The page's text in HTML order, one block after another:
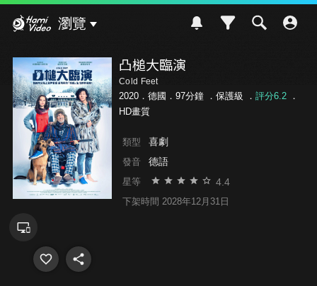
瀏覽
凸槌大臨演
Cold Feet
2020．德國．97分鐘 ． 保護級 ． 評分6.2．
HD畫質
類型 喜劇
發音 德語
星等 4.4
下架時間 2028年12月31日